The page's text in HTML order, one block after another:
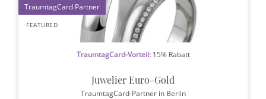
FEATURED
1
TraumtagCard-Vorteil:15% Rabatt
Juwelier Euro-Gold
TraumtagCard-Partner in Berlin